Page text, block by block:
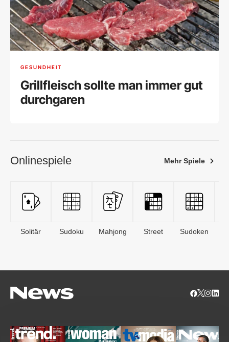
GESUNDHEIT
Grillfleisch sollte man immer gut
durchgaren
Onlinespiele Mehr Spiele
Solitär Sudoku Mahjong Street Sudoken